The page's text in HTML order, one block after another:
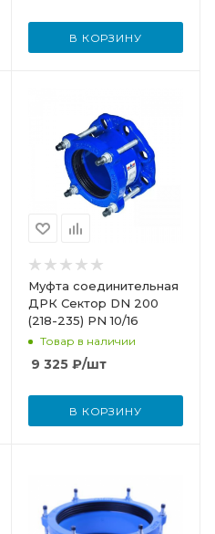
В КОРЗИНУ
Муфта соединительная
ДРК Сектор DN 200
(218-235) PN 10/16
Товар в наличии
9 325₽/шт
В КОРЗИНУ